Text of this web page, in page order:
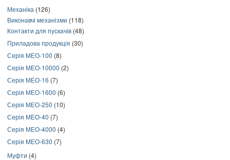
Механіка (126)
Виконавчі механізми (118)
Контакти для пускачів (48)
Приладова продукція (30)
Серія МЕО-100 (8)
Серія МЕО-10000 (2)
Серія МЕО-16 (7)
Серія МЕО-1600 (6)
Серія МЕО-250 (10)
Серія МЕО-40 (7)
Серія МЕО-4000 (4)
Серія МЕО-630 (7)
Муфти (4)